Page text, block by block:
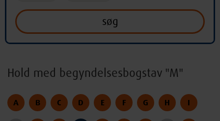
Hold med begyndelsesbogstav "M"
A B C D E F G H I